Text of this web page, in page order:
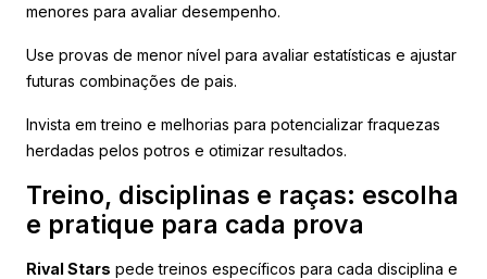
menores para avaliar desempenho.
Use provas de menor nível para avaliar estatísticas e ajustar
futuras combinações de pais.
Invista em treino e melhorias para potencializar fraquezas
herdadas pelos potros e otimizar resultados.
Treino, disciplinas e raças: escolha
e pratique para cada prova
Rival Stars pede treinos específicos para cada disciplina e